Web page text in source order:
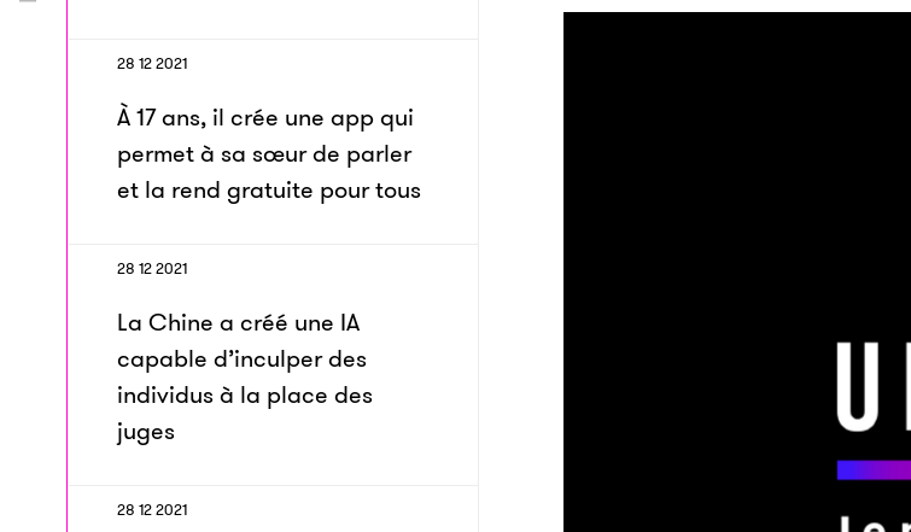
28 12 2021
À 17 ans, il crée une app qui
permet à sa sœur de parler
et la rend gratuite pour tous
28 12 2021
La Chine a créé une IA
capable d’inculper des
individus à la place des
juges
28 12 2021